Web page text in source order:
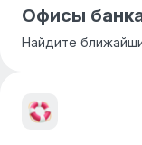
Офисы
Найдите